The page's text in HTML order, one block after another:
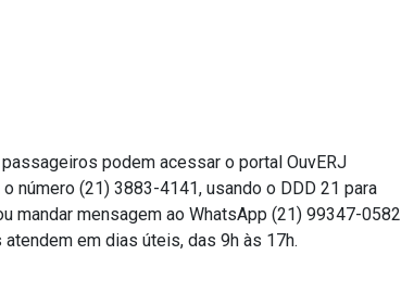
podem acessar o portal OuvERJ
número (21) 3883-4141, usando o DDD 21 para
mandar mensagem ao WhatsApp (21) 99347-0582
em dias úteis, das 9h às 17h.